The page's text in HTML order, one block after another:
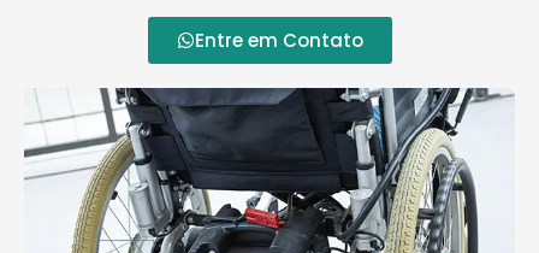
Entre em Contato